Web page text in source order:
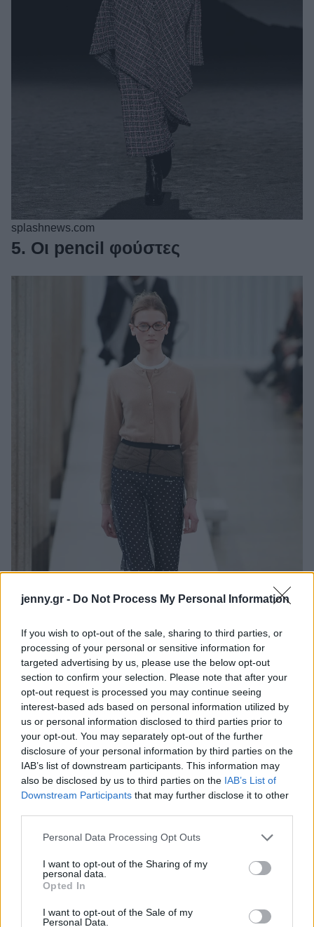
jenny.gr - Do Not Process My Personal Information
If you wish to opt-out of the sale, sharing to third parties, or
processing of your personal or sensitive information for
targeted advertising by us, please use the below opt-out
section to confirm your selection. Please note that after your
opt-out request is processed you may continue seeing
interest-based ads based on personal information utilized by
us or personal information disclosed to third parties prior to
your opt-out. You may separately opt-out of the further
disclosure of your personal information by third parties on the
IAB’s list of downstream participants. This information may
also be disclosed by us to third parties on the IAB’s List of
Downstream Participants that may further disclose it to other
Please note that this website/app uses one or more Google
not limited to your visit or usage behaviour. You may click to
grant or deny consent to Google and its third-party tags to
use your data for below specified purposes in below Google
consent section.
Personal Data Processing Opt Outs
I want to opt-out of the Sharing of my
personal data.
Opted In
I want to opt-out of the Sale of my
Personal Data.
splashnews.com
5. Οι pencil φούστες
splashnews.com
6. Οι over-oversized ώμοι στα
πανωφόρια